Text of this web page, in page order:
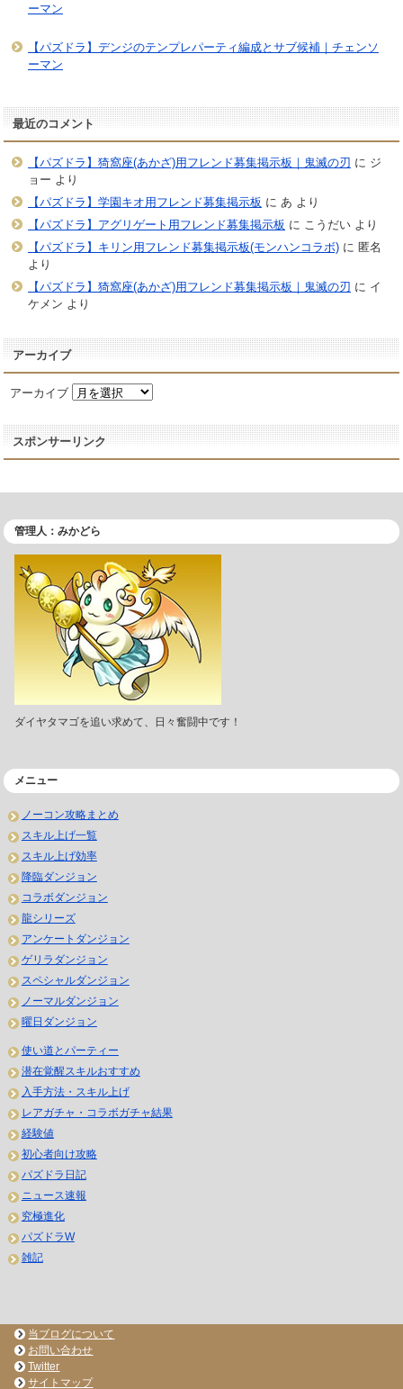
ーマン
【パズドラ】デンジのテンプレパーティ編成とサブ候補｜チェンソ
ーマン
最近のコメント
【パズドラ】猗窩座(あかざ)用フレンド募集掲示板｜鬼滅の刃 に ジ
ョー より
【パズドラ】学園キオ用フレンド募集掲示板 に あ より
【パズドラ】アグリゲート用フレンド募集掲示板 に こうだいより
【パズドラ】キリン用フレンド募集掲示板(モンハンコラボ)に 匿名
より
【パズドラ】猗窩座(あかざ)用フレンド募集掲示板｜鬼滅の刃 に イ
ケメン より
アーカイブ
アーカイブ
スポンサーリンク
管理人：みかどら
ダイヤタマゴを追い求めて、日々奮闘中です！
メニュー
ノーコン攻略まとめ
スキル上げ一覧
スキル上げ効率
降臨ダンジョン
コラボダンジョン
龍シリーズ
アンケートダンジョン
ゲリラダンジョン
スペシャルダンジョン
ノーマルダンジョン
曜日ダンジョン
使い道とパーティー
潜在覚醒スキルおすすめ
入手方法・スキル上げ
レアガチャ・コラボガチャ結果
経験値
初心者向け攻略
パズドラ日記
ニュース速報
究極進化
パズドラW
雑記
当ブログについて
お問い合わせ
Twitter
サイトマップ